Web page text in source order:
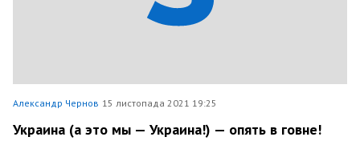
Александр Чернов 15 листопада 2021 19:25
Украина (а это мы — Украина!) — опять в говне!